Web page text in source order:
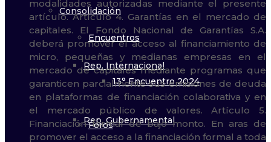
Encuentros
13° Encuentro 2024
Foros
Consolidación
Rep. Internacional
Rep. Gubernamental